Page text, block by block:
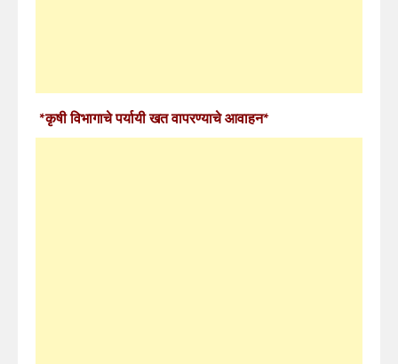
*कृषी विभागाचे पर्यायी खत वापरण्याचे आवाहन*